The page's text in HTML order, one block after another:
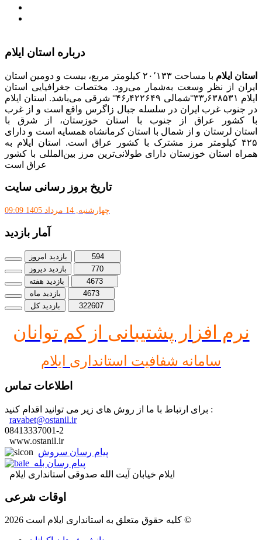
درباره استان ایلام
استان ایلام
با مساحت ۲۰٬۱۳۳ کیلومتر مربع، بیست و دومین استان
ایران از نظر وسعت به‌شمار می‌رود. مختصات جغرافیایی استان
ایلام ۳۳٫۶۳۸۵۳۱°شمالی ۴۶٫۴۲۲۶۴۹° شرقی می‌باشد. استان ایلام
در جنوب غرب ایران در سلسله جبال زاگرس واقع است و از غرب
با کشور عراق از جنوب با استان خوزستان، از شرق با
استان لرستان و از شمال با استان کرمانشاه همسایه است و دارای
۴۲۵ کیلومتر مرز مشترک با کشور عراق است. استان ایلام به
همراه استان خوزستان دارای طولانی‌ترین مرز بین‌المللی با کشور
عراق است
تاریخ بروز رسانی سایت
چهارشنبه, 14 مرداد 1405 09:09
آمار بازدید
بازدید امروز
594
بازدید دیروز
770
بازدید هفته
4673
بازدید ماه
4673
بازدید کل
322607
نرم افز ار پشتیبانی از کم توانان
سامانه شفافیت استانداری ایلام
اطلاعات تماس
برای ارتباط با ما از روش های زیر می توانید اقدام کنید :
ravabet@ostanil.ir
08413337001-2
www.ostanil.ir
پیام رسان سروش
پیام رسان بله
ایلام خیابان آیت الله صدوقی استانداری ایلام
اوقات شرعی
کلیه حقوق متعلق به استانداری ایلام است 2026 ©